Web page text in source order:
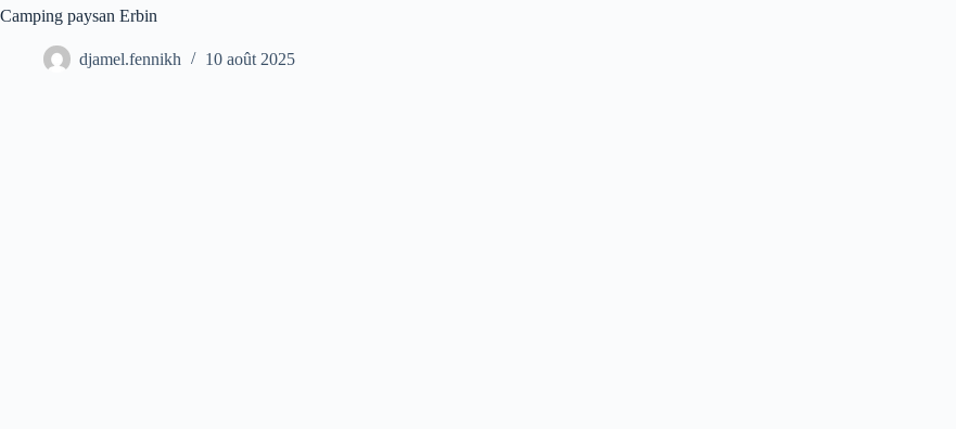
Camping paysan Erbin
djamel.fennikh 10 août 2025